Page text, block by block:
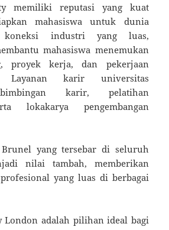
memiliki reputasi yang kuat
mahasiswa untuk dunia
koneksi industri yang luas,
mahasiswa menemukan
proyek kerja, dan pekerjaan
Layanan karir universitas
karir, pelatihan
lokakarya pengembangan
yang tersebar di seluruh
nilai tambah, memberikan
yang luas di berbagai
adalah pilihan ideal bagi